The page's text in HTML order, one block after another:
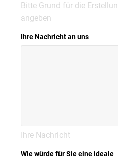
Bitte Grund für die
angeben
Ihre Nachricht an uns
Ihre Nachricht
Wie würde für Sie eine ideale